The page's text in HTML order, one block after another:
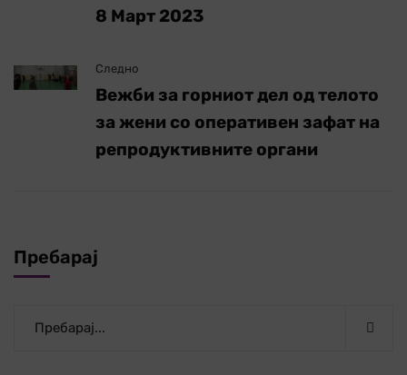
8 Март 2023
Следно
Вежби за горниот дел од телото
за жени со оперативен зафат на
репродуктивните органи
Пребарај